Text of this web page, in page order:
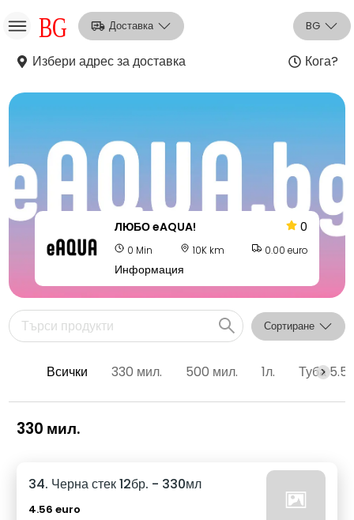
НО
Регистрация
Доставка BG
Избери адрес за доставка Кога?
ЛЮБО eAQUA! 0
0 Min 10K km 0.00 euro
Информация
Сортиране
Всички 330 мил. 500 мил. 1л. Туба
330 мил.
34. Черна стек 12бр. - 330мл
4.56 euro